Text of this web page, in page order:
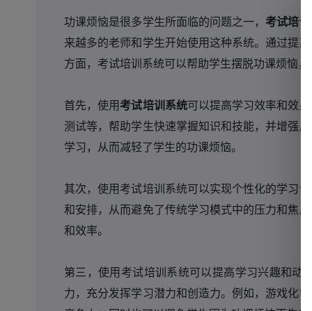
功课烦恼是很多学生所面临的问题之一， 考试培
来越多的老师和学生开始使用这种系统。通过提
方面，考试培训系统可以帮助学生摆脱功课烦恼
首先，使用考试培训系统可以提高学习效率和效
测试等，帮助学生快速掌握知识和技能，并增强
学习，从而减轻了学生的功课烦恼。
其次，使用考试培训系统可以实现个性化的学习
和安排，从而避免了传统学习模式中的压力和焦
和效率。
第三，使用考试培训系统可以提高学习兴趣和
力，充分发挥学习潜力和创造力。例如，游戏化